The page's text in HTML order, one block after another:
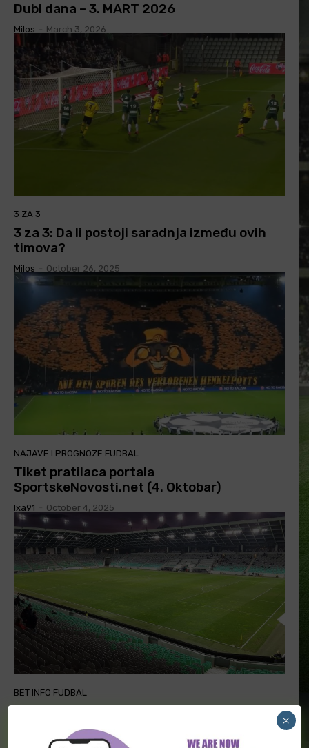
Dubl dana – 3. MART 2026
Milos March 3, 2026
3 ZA 3
3 za 3: Da li postoji saradnja između ovih
timova?
Milos October 26, 2025
NAJAVE I PROGNOZE FUDBAL
Tiket pratilaca portala
SportskeNovosti.net (4. Oktobar)
Ixa91 October 4, 2025
BET INFO FUDBAL
među njima najbolji napadači
×